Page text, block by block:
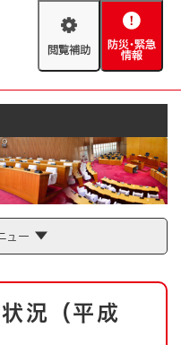
閲
助
防
緊
情
報
AED設置箇所
ュー
況（平成